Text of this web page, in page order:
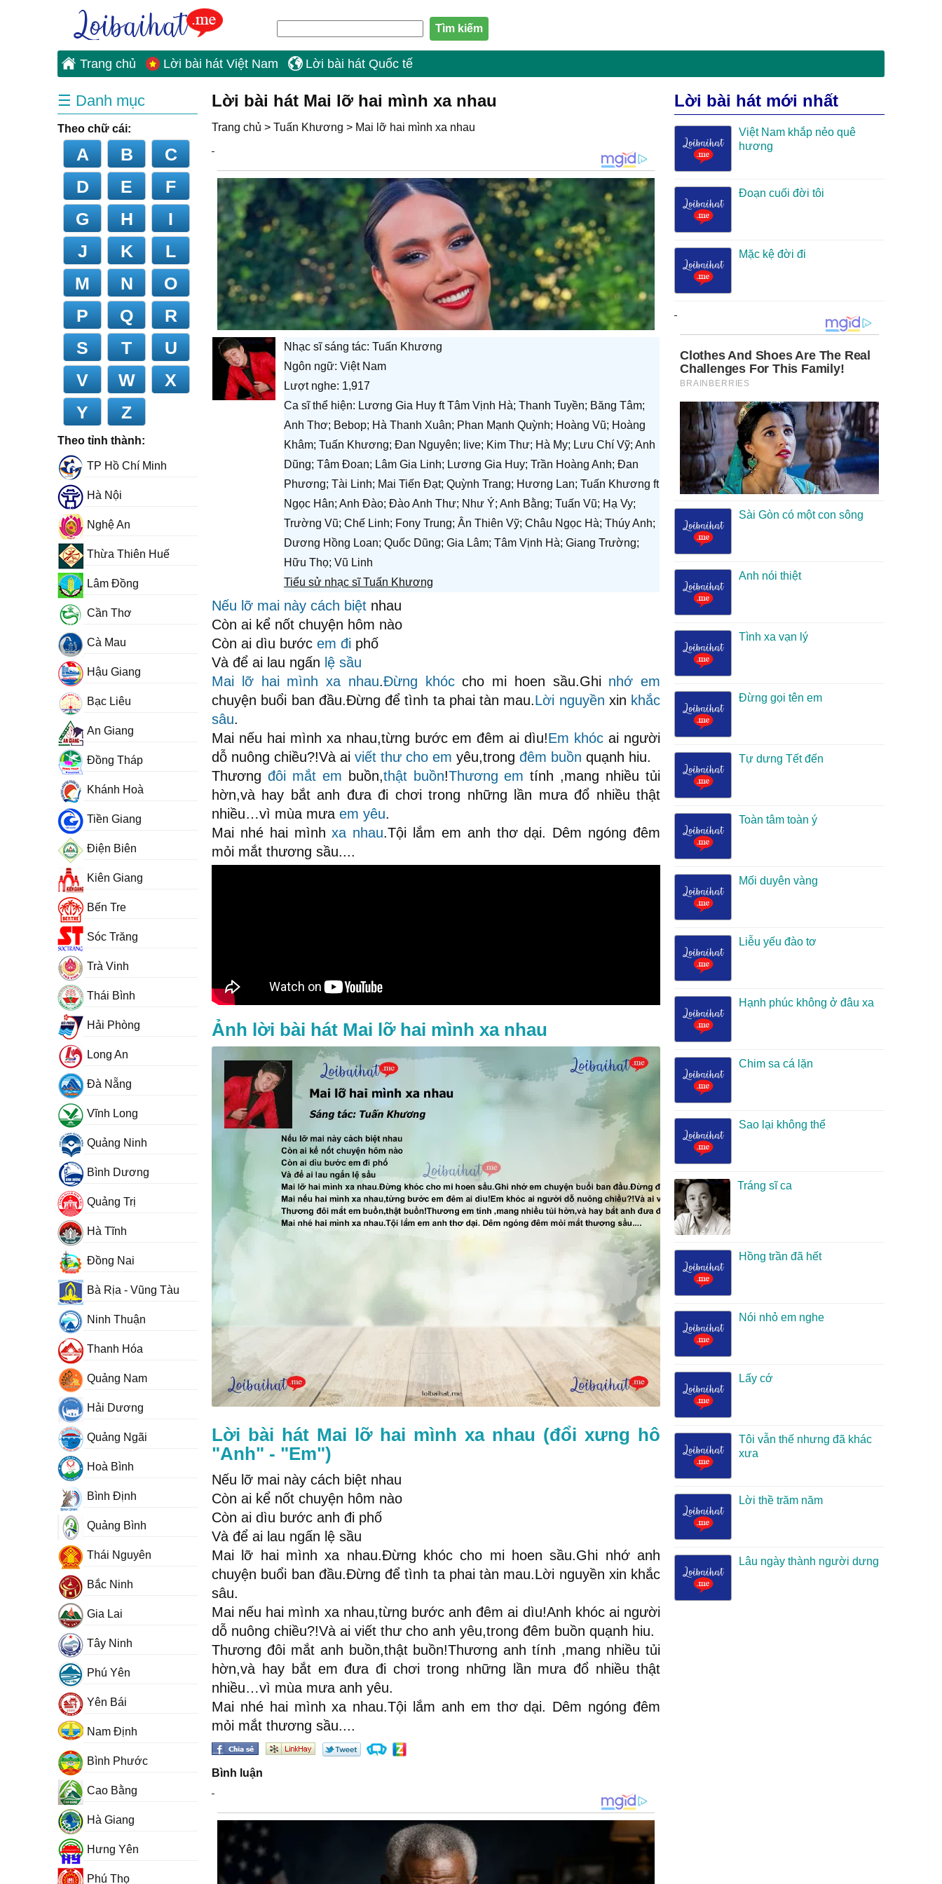
Trang chủ Lời bài hát Việt Nam Lời bài hát Quốc tế
Lời bài hát Mai lỡ hai mình xa nhau
Trang chủ > Tuấn Khương > Mai lỡ hai mình xa nhau
Nhạc sĩ sáng tác: Tuấn Khương
Ngôn ngữ: Việt Nam
Lượt nghe: 1,917
Ca sĩ thể hiện: Lương Gia Huy ft Tâm Vịnh Hà; Thanh Tuyền; Băng Tâm;
Anh Thơ; Bebop; Hà Thanh Xuân; Phan Mạnh Quỳnh; Hoàng Vũ; Hoàng
Khâm; Tuấn Khương; Đan Nguyên; live; Kim Thư; Hà My; Lưu Chí Vỹ; Anh
Dũng; Tâm Đoan; Lâm Gia Linh; Lương Gia Huy; Trần Hoàng Anh; Đan
Phương; Tài Linh; Mai Tiến Đạt; Quỳnh Trang; Hương Lan; Tuấn Khương ft
Ngọc Hân; Anh Đào; Đào Anh Thư; Như Ý; Anh Bằng; Tuấn Vũ; Hạ Vy;
Trường Vũ; Chế Linh; Fony Trung; Ân Thiên Vỹ; Châu Ngọc Hà; Thúy Anh;
Dương Hồng Loan; Quốc Dũng; Gia Lâm; Tâm Vịnh Hà; Giang Trường;
Hữu Thọ; Vũ Linh
Tiểu sử nhạc sĩ Tuấn Khương
Nếu lỡ mai này cách biệt nhau
Còn ai kể nốt chuyện hôm nào
Còn ai dìu bước em đi phố
Và để ai lau ngấn lệ sầu
Mai lỡ hai mình xa nhau.Đừng khóccho mi hoen sầu.Ghi nhớ em
chuyện buổi ban đầu.Đừng để tình ta phai tàn mau.Lời nguyền xin khắc
sâu.
Mai nếu hai mình xa nhau,từng bước em đêm ai dìu!Em khóc ai người
dỗ nuông chiều?!Và ai viết thư cho em yêu,trong đêm buồn quạnh hiu.
Thương đôi mắt em buồn,thật buồn!Thương em tính ,mang nhiều tủi
hờn,và hay bắt anh đưa đi chơi trong những lần mưa đổ nhiều thật
nhiều…vì mùa mưa em yêu.
Mai nhé hai mìnhxa nhau.Tội lắm em anh thơ dại. Dêm ngóng đêm
mỏi mắt thương sầu....
Ảnh lời bài hát Mai lỡ hai mình xa nhau
Lời bài hát Mai lỡ hai mình xa nhau (đổi xưng hô
"Anh" - "Em")
Nếu lỡ mai này cách biệt nhau
Còn ai kể nốt chuyện hôm nào
Còn ai dìu bước anh đi phố
Và để ai lau ngấn lệ sầu
Mai lỡ hai mình xa nhau.Đừng khóc cho mi hoen sầu.Ghi nhớ anh
chuyện buổi ban đầu.Đừng để tình ta phai tàn mau.Lời nguyền xin khắc
sâu.
Mai nếu hai mình xa nhau,từng bước anh đêm ai dìu!Anh khóc ai người
dỗ nuông chiều?!Và ai viết thư cho anh yêu,trong đêm buồn quạnh hiu.
Thương đôi mắt anh buồn,thật buồn!Thương anh tính ,mang nhiều tủi
hờn,và hay bắt em đưa đi chơi trong những lần mưa đổ nhiều thật
nhiều…vì mùa mưa anh yêu.
Mai nhé hai mình xa nhau.Tội lắm anh em thơ dại. Dêm ngóng đêm
mỏi mắt thương sầu....
Bình luận
Lời bài hát mới nhất
Việt Nam khắp nẻo quê
hương
Đoạn cuối đời tôi
Mặc kệ đời đi
Sài Gòn có một con sông
Anh nói thiệt
Tình xa vạn lý
Đừng gọi tên em
Tự dưng Tết đến
Toàn tâm toàn ý
Mối duyên vàng
Liễu yếu đào tơ
Hạnh phúc không ở đâu xa
Chim sa cá lặn
Sao lại không thể
Tráng sĩ ca
Hồng trần đã hết
Nói nhỏ em nghe
Lấy cớ
Tôi vẫn thế nhưng đã khác
xưa
Lời thề trăm năm
Lâu ngày thành người dưng
☰ Danh mục
Theo chữ cái:
A B
C
D
E
F
G
H
I
J
K
L
M
N
O
P
Q
R
S
T
U
V
W
X
Y
Z
Theo tỉnh thành:
TP Hồ Chí Minh
Hà Nội
Nghệ An
Thừa Thiên Huế
Lâm Đồng
Cần Thơ
Cà Mau
Hậu Giang
Bạc Liêu
An Giang
Đồng Tháp
Khánh Hoà
Tiền Giang
Điện Biên
Kiên Giang
Bến Tre
Sóc Trăng
Trà Vinh
Thái Bình
Hải Phòng
Long An
Đà Nẵng
Vĩnh Long
Quảng Ninh
Bình Dương
Quảng Trị
Hà Tĩnh
Đồng Nai
Bà Rịa - Vũng Tàu
Ninh Thuận
Thanh Hóa
Quảng Nam
Hải Dương
Quảng Ngãi
Hoà Bình
Bình Định
Quảng Bình
Thái Nguyên
Bắc Ninh
Gia Lai
Tây Ninh
Phú Yên
Yên Bái
Nam Định
Bình Phước
Cao Bằng
Hà Giang
Hưng Yên
Phú Thọ